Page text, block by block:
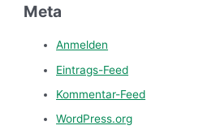
Meta
Anmelden
Eintrags-Feed
Kommentar-Feed
WordPress.org